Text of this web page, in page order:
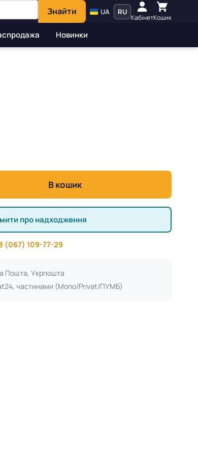
Знайти UA RU
КабінетКошик
Новинки
В кошик
про надходження
(067) 109-77-29
Пошта, Укрпошта
частинами (Mono/Privat/ПУМБ)